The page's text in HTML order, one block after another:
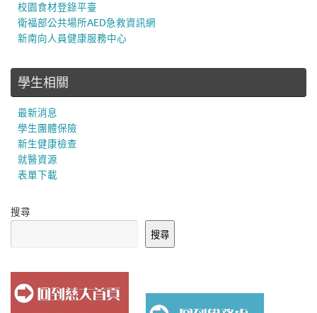
校園食材登錄平臺
衛福部公共場所AED急救資訊網
新南向人員健康服務中心
學生相關
最新消息
學生團體保險
新生健康檢查
就醫資源
表單下載
搜尋
搜尋